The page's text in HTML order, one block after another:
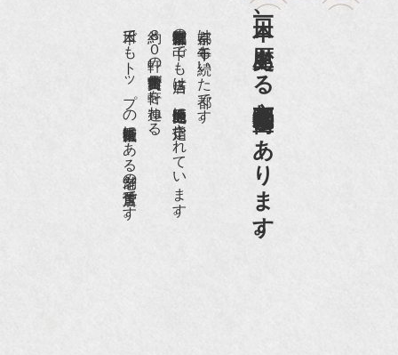
『樋口可南子の古寺散歩』（5月17日発行）
NHK「趣味Do楽」とよた真帆さんご来店！【動
NHK『美の壺』（4月24日放送）
『和楽』10月号
『Hanako 京都案内』
『FIGARO japon』12月号
日本一、歴史ある
京都祇園骨董街にあります。
京都は千年も続いた都です。
京都祇園骨董街の中でも当店は、歴史的保全地区に指定されています。
約８０軒の古美術骨董商が軒を連ねる、
日本でもトップの祇園骨董街にある老舗の骨董店です。